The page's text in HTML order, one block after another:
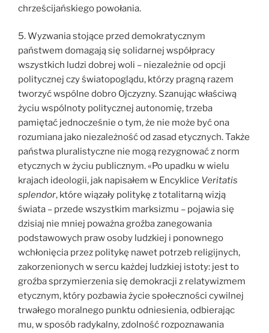
chrześcijańskiego powołania.
5. Wyzwania stojące przed demokratycznym
państwem domagają się solidarnej współpracy
wszystkich ludzi dobrej woli – niezależnie od opcji
politycznej czy światopoglądu, którzy pragną razem
tworzyć wspólne dobro Ojczyzny. Szanując właściwą
życiu wspólnoty politycznej autonomię, trzeba
pamiętać jednocześnie o tym, że nie może być ona
rozumiana jako niezależność od zasad etycznych. Także
państwa pluralistyczne nie mogą rezygnować z norm
etycznych w życiu publicznym. «Po upadku w wielu
krajach ideologii, jak napisałem w Encyklice Veritatis
splendor, które wiązały politykę z totalitarną wizją
świata – przede wszystkim marksizmu – pojawia się
dzisiaj nie mniej poważna groźba zanegowania
podstawowych praw osoby ludzkiej i ponownego
wchłonięcia przez politykę nawet potrzeb religijnych,
zakorzenionych w sercu każdej ludzkiej istoty: jest to
groźba sprzymierzenia się demokracji z relatywizmem
etycznym, który pozbawia życie społeczności cywilnej
trwałego moralnego punktu odniesienia, odbierając
mu, w sposób radykalny, zdolność rozpoznawania